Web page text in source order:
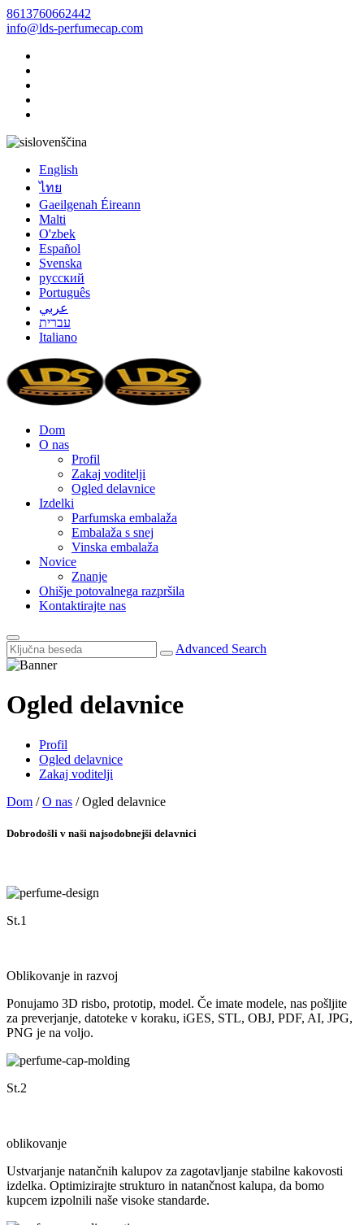
8613760662442
info@lds-perfumecap.com
slovenščina
English
ไทย
Gaeilgenah Éireann
Malti
O'zbek
Español
Svenska
русский
Português
عربي
עברית
Italiano
Dom
O nas
Profil
Zakaj voditelji
Ogled delavnice
Izdelki
Parfumska embalaža
Embalaža s snej
Vinska embalaža
Novice
Znanje
Ohišje potovalnega razpršila
Kontaktirajte nas
Advanced Search
Ogled delavnice
Profil
Ogled delavnice
Zakaj voditelji
Dom /O nas / Ogled delavnice
Dobrodošli v naši najsodobnejši delavnici
St.1
Oblikovanje in razvoj
Ponujamo 3D risbo, prototip, model. Če imate modele, nas pošljite
za preverjanje, datoteke v koraku, iGES, STL, OBJ, PDF, AI, JPG,
PNG je na voljo.
St.2
oblikovanje
Ustvarjanje natančnih kalupov za zagotavljanje stabilne kakovosti
izdelka. Optimizirajte strukturo in natančnost kalupa, da bomo
kupcem izpolnili naše visoke standarde.